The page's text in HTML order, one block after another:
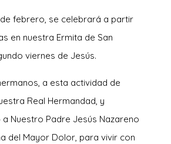
de febrero, se celebrará a partir
en nuestra Ermita de San
viernes de Jesús.
a esta actividad de
Real Hermandad, y
Nuestro Padre Jesús Nazareno
del Mayor Dolor, para vivir con